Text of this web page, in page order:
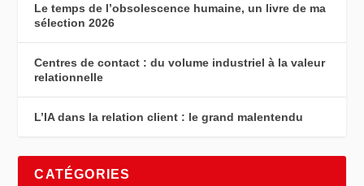
Le temps de l’obsolescence humaine, un livre de ma
sélection 2026
Centres de contact : du volume industriel à la valeur
relationnelle
L’IA dans la relation client : le grand malentendu
CATÉGORIES